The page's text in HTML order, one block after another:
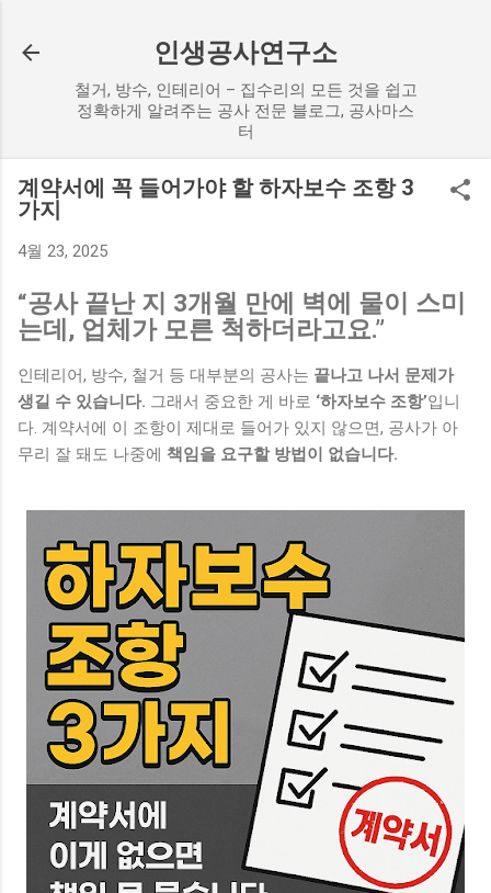
인생공사연구소
철거, 방수, 인테리어 – 집수리의 모든 것을 쉽고
정확하게 알려주는 공사 전문 블로그, 공사마스
터
계약서에 꼭 들어가야 할 하자보수 조항 3
가지
4월 23, 2025
“공사 끝난 지 3개월 만에 벽에 물이 스미
는데, 업체가 모른 척하더라고요.”
인테리어, 방수, 철거 등 대부분의 공사는 끝나고 나서 문제가
생길 수 있습니다. 그래서 중요한 게 바로 ‘하자보수 조항’입니
다. 계약서에 이 조항이 제대로 들어가 있지 않으면, 공사가 아
무리 잘 돼도 나중에 책임을 요구할 방법이 없습니다.